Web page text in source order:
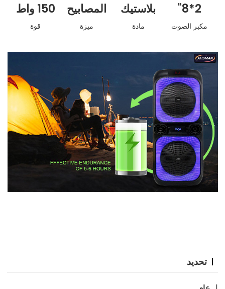
2*8"
مكبر الصوت
بلاستيك
مادة
المصابيح
ميزة
150 واط
قوة
تحديد